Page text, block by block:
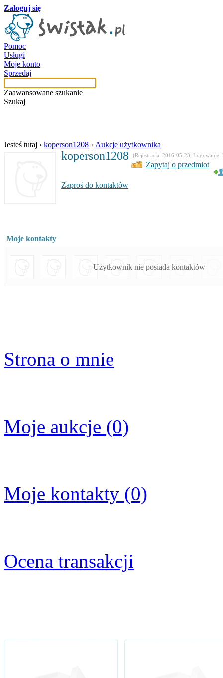
Zaloguj się
Pomoc
Usługi
Moje konto
Sprzedaj
Zaawansowane szukanie
Szukaj
Jesteś tutaj › koperson1208 › Aukcje użytkownika
koperson1208 (Rejestracja: 2016-05-23, Logowanie:
Zapytaj o przedmiot
Zaproś do kontaktów
Moje kontakty
Użytkownik nie posiada kontaktów
Strona o mnie
Moje aukcje (0)
Moje kontakty (0)
Ocena transakcji